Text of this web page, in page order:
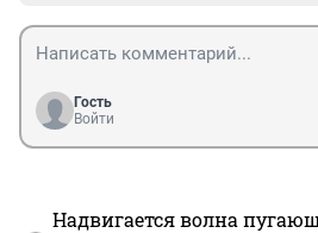
Гость
Войти
Надвигается волна